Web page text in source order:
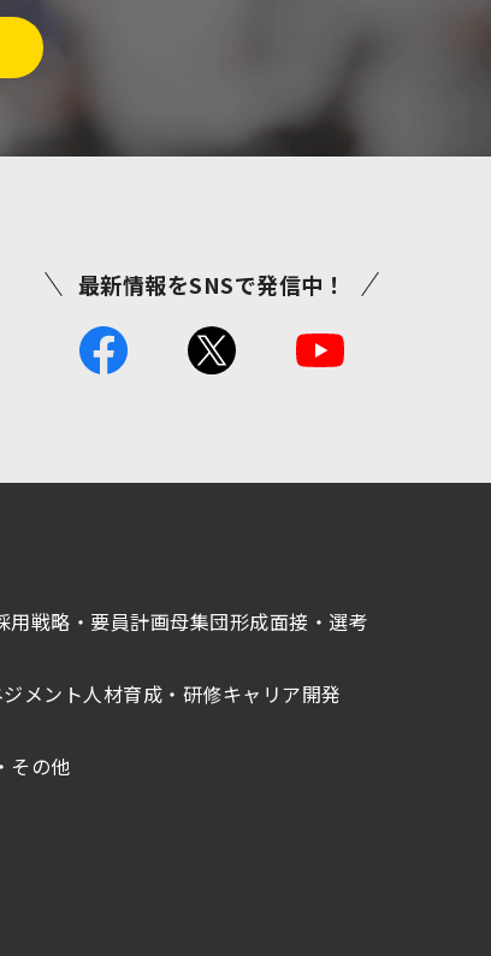
最新情報をSNSで発信中！
用戦略・要員計画母集団形成面接・選考
メント人材育成・研修キャリア開発
その他